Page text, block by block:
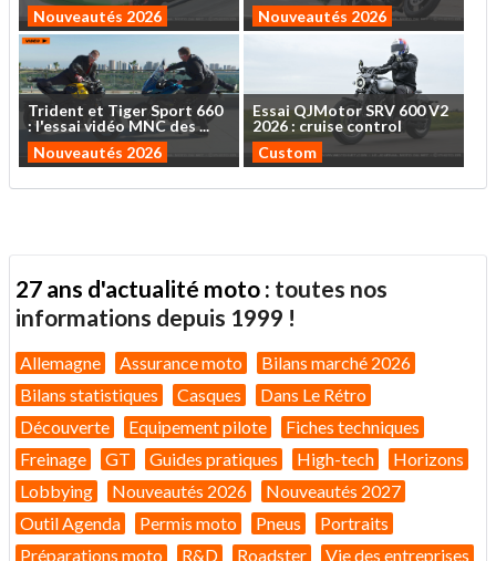
Nouveautés 2026
Nouveautés 2026
Trident et TigerSport 660
: l'essaividéoMNCdes...
Nouveautés 2026
EssaiQJMotorSRV 600V2
2026 : cruise control
Custom
27 ans d'actualité moto : toutes nos
informations depuis 1999 !
Allemagne Assurance moto
Bilans marché 2026
Bilans statistiques
Casques
Dans Le Rétro
Découverte
Equipement pilote
Fiches techniques
Freinage
GT Guides pratiques High-tech
Horizons
Lobbying
Nouveautés 2026
Nouveautés 2027
Outil Agenda
Permis moto Pneus
Portraits
Préparations moto
R&D Roadster Vie des entreprises